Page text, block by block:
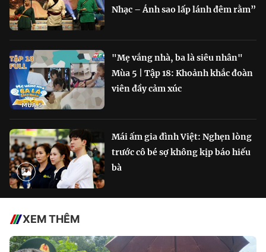
Nhạc – Ánh sao lấp lánh đêm rằm”
"Mẹ vắng nhà, ba là siêu nhân"
Mùa 5 | Tập 18: Khoảnh khắc đoàn
viên đầy cảm xúc
Mái ấm gia đình Việt: Nghẹn lòng
trước cô bé sợ không kịp báo hiếu
bà
XEM THÊM